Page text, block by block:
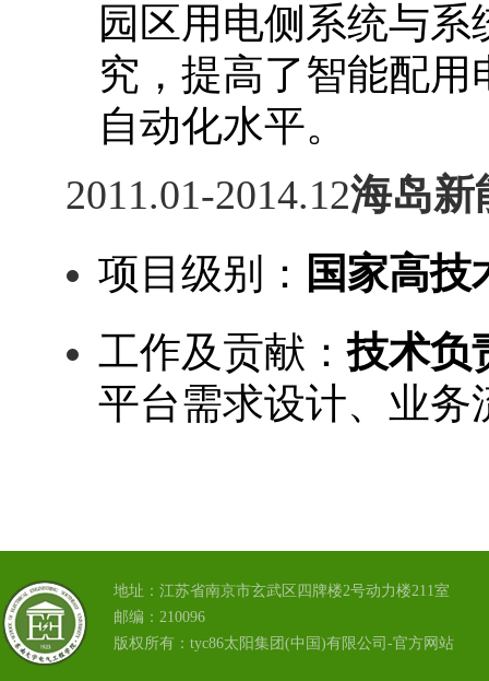
园区用电侧系统与
究，提高了智能配
自动化水平。
2011.01-2014.12海岛新
项目级别： 国家高技
工作及贡献 ：技术负
平台需求设计、业务
地址：江苏省南京市玄武区四牌楼2号动力楼211室
邮编：210096
版权所有：tyc86太阳集团(中国)有限公司-官方网站